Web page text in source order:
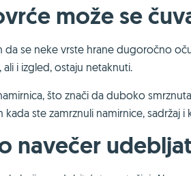
može se
da se neke vrste hrane dugoročno
ali i izgled, ostaju netaknuti.
što znači da duboko
kada ste zamrznuli namirnice, sadržaj
navečer